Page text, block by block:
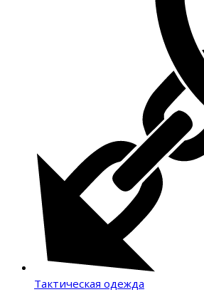
Тактическая одежда